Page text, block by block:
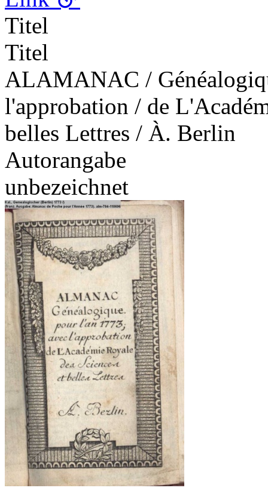
Titel
Titel
ALAMANAC /
l'approbation / de
belles Lettres / À. Berlin
Autorangabe
unbezeichnet